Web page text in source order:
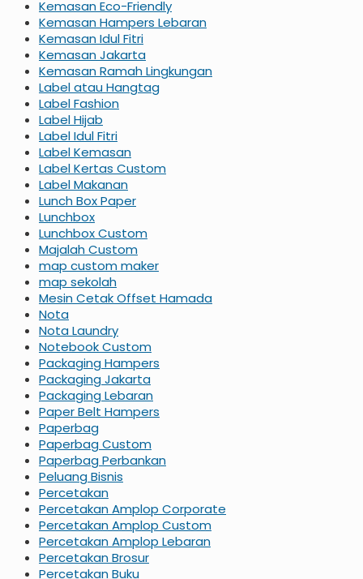
Kemasan Eco-Friendly
Kemasan Hampers Lebaran
Kemasan Idul Fitri
Kemasan Jakarta
Kemasan Ramah Lingkungan
Label atau Hangtag
Label Fashion
Label Hijab
Label Idul Fitri
Label Kemasan
Label Kertas Custom
Label Makanan
Lunch Box Paper
Lunchbox
Lunchbox Custom
Majalah Custom
map custom maker
map sekolah
Mesin Cetak Offset Hamada
Nota
Nota Laundry
Notebook Custom
Packaging Hampers
Packaging Jakarta
Packaging Lebaran
Paper Belt Hampers
Paperbag
Paperbag Custom
Paperbag Perbankan
Peluang Bisnis
Percetakan
Percetakan Amplop Corporate
Percetakan Amplop Custom
Percetakan Amplop Lebaran
Percetakan Brosur
Percetakan Buku